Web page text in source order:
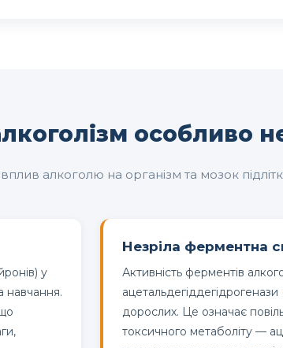
особливо
алкоголю на організм та мозок
у
навчання.
Незріла ферментна
Активність ферментів
дорослих. Це означає
токсичного метаболіту —